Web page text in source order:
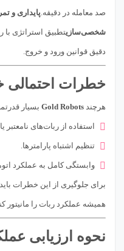
صد معامله در دقیقه. پایداری و
شخصی‌سازیتطبیق استراتژی
دقیق قوانین ورود و خروج.
خطرات احتمالی
هرچند Gold Robots بسیار
استفاده از ربات‌های نامعتبر
تنظیم اشتباه پارامترها.
وابستگی کامل به عملکرد
برای جلوگیری از این خطرات باید
همیشه عملکرد ربات را مانیتور
نحوه ارزیابی